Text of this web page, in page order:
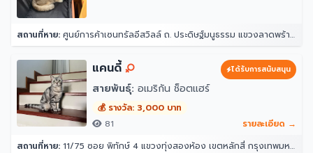
สถานที่หาย: ศูนย์การค้าเซนทรัลอีสวิลล์ ถ. ประดิษฐ์มนูธรรม แขวงลาดพร้าว ลาดพร้าว กรุงเทพมหานคร 10230
แคนดี้ ได้รับการสนับสนุน
สายพันธุ์: อเมริกัน ช็อตแฮร์
💰 รางวัล: 3,000 บาท
81
รายละเอียด →
สถานที่หาย: 11/75 ซอย พิทักษ์ 4 แขวงทุ่งสองห้อง เขตหลักสี่ กรุงเทพมหานคร 10210